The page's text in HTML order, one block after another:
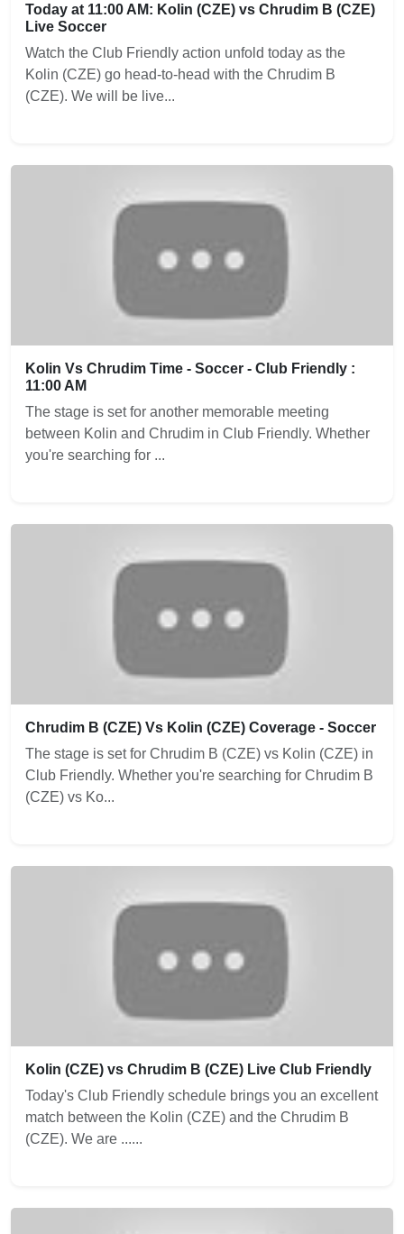
Today at 11:00 AM: Kolin (CZE) vs Chrudim B (CZE)
Live Soccer
Watch the Club Friendly action unfold today as the
Kolin (CZE) go head-to-head with the Chrudim B
(CZE). We will be live...
Kolin Vs Chrudim Time - Soccer - Club Friendly :
11:00 AM
The stage is set for another memorable meeting
between Kolin and Chrudim in Club Friendly. Whether
you're searching for ...
Chrudim B (CZE) Vs Kolin (CZE) Coverage - Soccer
The stage is set for Chrudim B (CZE) vs Kolin (CZE) in
Club Friendly. Whether you're searching for Chrudim B
(CZE) vs Ko...
Kolin (CZE) vs Chrudim B (CZE) Live Club Friendly
Today's Club Friendly schedule brings you an excellent
match between the Kolin (CZE) and the Chrudim B
(CZE). We are ......